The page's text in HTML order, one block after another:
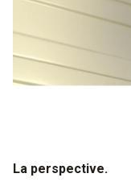
La perspective.